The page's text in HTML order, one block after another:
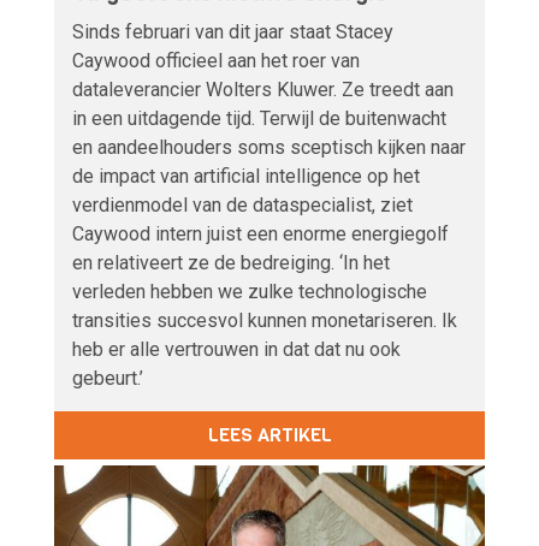
Sinds februari van dit jaar staat Stacey
Caywood officieel aan het roer van
dataleverancier Wolters Kluwer. Ze treedt aan
in een uitdagende tijd. Terwijl de buitenwacht
en aandeelhouders soms sceptisch kijken naar
de impact van artificial intelligence op het
verdienmodel van de dataspecialist, ziet
Caywood intern juist een enorme energiegolf
en relativeert ze de bedreiging. ‘In het
verleden hebben we zulke technologische
transities succesvol kunnen monetariseren. Ik
heb er alle vertrouwen in dat dat nu ook
gebeurt.’
LEES ARTIKEL